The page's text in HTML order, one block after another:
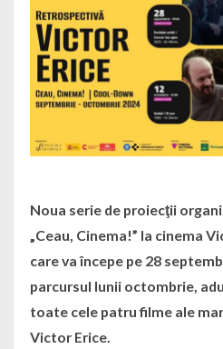
Noua serie de proiecţii
„Ceau, Cinema!” la cinema
care va începe pe 28
parcursul lunii octombrie,
toate cele patru filme ale
Victor Erice.